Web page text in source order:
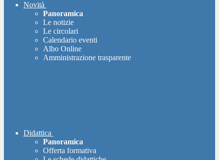
Novità
Panoramica
Le notizie
Le circolari
Calendario eventi
Albo Online
Amministrazione trasparente
Didattica
Panoramica
Offerta formativa